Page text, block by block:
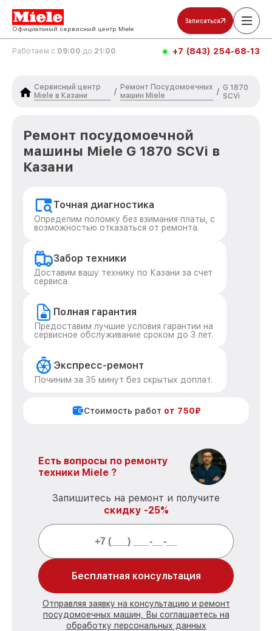
Официальный сервисный центр Miele
Записаться
Работаем с 09:00 до 21:00 +7 (843) 254-68-13
Сервисный центр
Miele в Казани
/
Ремонт Посудомоечных
машин Miele
/ G 1870
SCVi
Ремонт посудомоечной
машины Miele G 1870 SCVi в
Казани
Точная диагностика
Определим поломку без взимания платы, с
возможностью отказаться от ремонта.
Забор техники
Доставим вашу технику по Казани за счет
сервиса.
Полная гарантия
Предоставим лучшие условия гарантии на
сервисное обслуживание сроком до 3 лет.
Экспресс-ремонт
Починим за 35 минут без скрытых доплат.
Стоимость работ от 750₽
Есть вопросы по ремонту
техники Miele ?
Запишитесь на ремонт и получите
скидку -25%
Бесплатная консультация
Отправляя заявку на консультацию и ремонт
посудомоечных машин, Вы соглашаетесь на
обработку персональных данных